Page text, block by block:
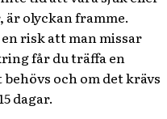
är olyckan framme.
risk att man missar
får du träffa en
och om det krävs
dagar.